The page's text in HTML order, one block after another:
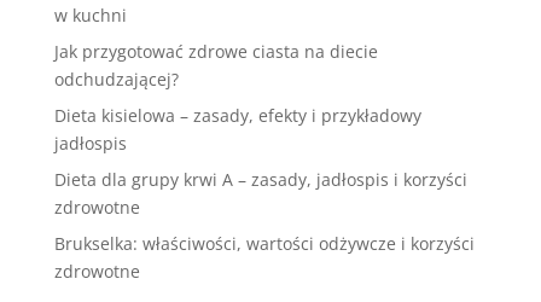
w kuchni
Jak przygotować zdrowe ciasta na diecie
odchudzającej?
Dieta kisielowa – zasady, efekty i przykładowy
jadłospis
Dieta dla grupy krwi A – zasady, jadłospis i korzyści
zdrowotne
Brukselka: właściwości, wartości odżywcze i korzyści
zdrowotne